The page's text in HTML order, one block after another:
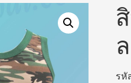
รหั